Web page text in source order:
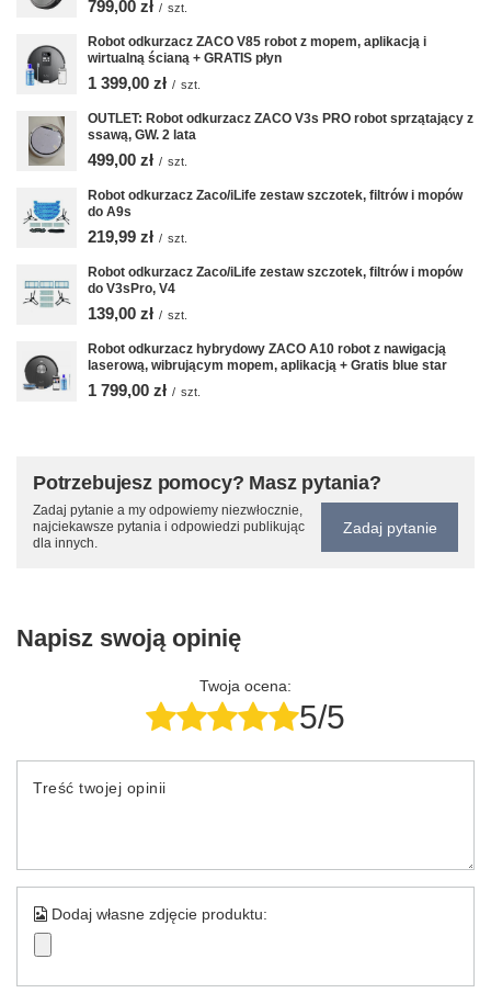
799,00 zł / szt.
Robot odkurzacz ZACO V85 robot z mopem, aplikacją i
wirtualną ścianą + GRATIS płyn
1 399,00 zł / szt.
OUTLET: Robot odkurzacz ZACO V3s PRO robot sprzątający z
ssawą, GW. 2 lata
499,00 zł / szt.
Robot odkurzacz Zaco/iLife zestaw szczotek, filtrów i mopów
do A9s
219,99 zł / szt.
Robot odkurzacz Zaco/iLife zestaw szczotek, filtrów i mopów
do V3sPro, V4
139,00 zł / szt.
Robot odkurzacz hybrydowy ZACO A10 robot z nawigacją
laserową, wibrującym mopem, aplikacją + Gratis blue star
1 799,00 zł / szt.
Potrzebujesz pomocy? Masz pytania?
Zadaj pytanie a my odpowiemy niezwłocznie,
najciekawsze pytania i odpowiedzi publikując
dla innych.
Zadaj pytanie
Napisz swoją opinię
Twoja ocena:
5/5
Treść twojej opinii
Dodaj własne zdjęcie produktu: